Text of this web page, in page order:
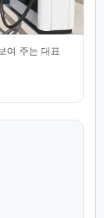
여 주는 대표